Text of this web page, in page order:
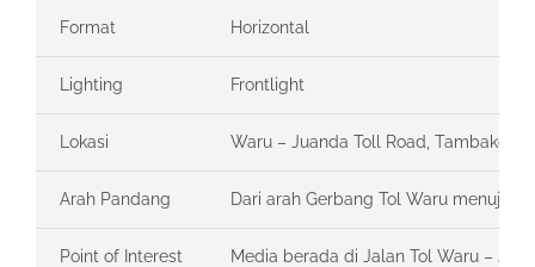
Format Horizontal
Lighting Frontlight
Lokasi Waru – Juanda Toll Road,
Arah Pandang Dari arah Gerbang Tol Waru menuju
Point of Interest Media berada di Jalan Tol Waru –